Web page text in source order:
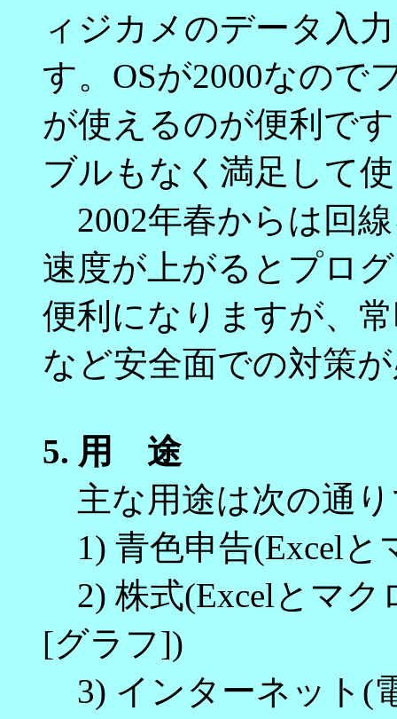
ィジカメのデータ入
す。OSが2000なので
が使えるのが便利で
ブルもなく満足して
2002年春からは回
速度が上がるとプロ
便利になりますが、
など安全面での対策
5. 用 途
主な用途は次の通
1) 青色申告(Excelと
2) 株式(Excelとマ
[グラフ])
3) インターネット(